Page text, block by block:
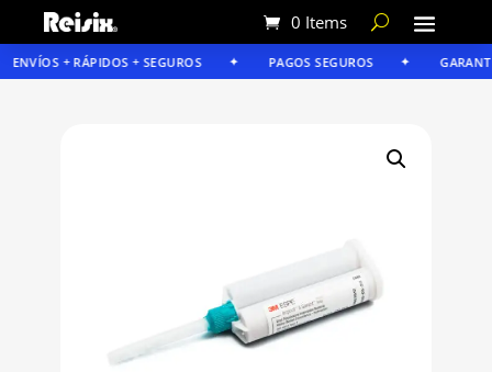
0 Items
ENVÍOS + RÁPIDOS + SEGUROS PAGOS SEGUROS